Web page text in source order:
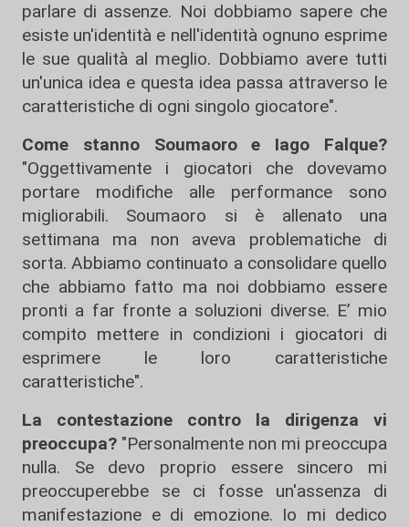
parlare di assenze. Noi dobbiamo sapere che
esiste un'identità e nell'identità ognuno esprime
le sue qualità al meglio. Dobbiamo avere tutti
un'unica idea e questa idea passa attraverso le
caratteristiche di ogni singolo giocatore".
Come stanno Soumaoro e Iago Falque?
"Oggettivamente i giocatori che dovevamo
portare modifiche alle performance sono
migliorabili. Soumaoro si è allenato una
settimana ma non aveva problematiche di
sorta. Abbiamo continuato a consolidare quello
che abbiamo fatto ma noi dobbiamo essere
pronti a far fronte a soluzioni diverse. E’ mio
compito mettere in condizioni i giocatori di
esprimere le loro caratteristiche
caratteristiche".
La contestazione contro la dirigenza vi
preoccupa? "Personalmente non mi preoccupa
nulla. Se devo proprio essere sincero mi
preoccuperebbe se ci fosse un'assenza di
manifestazione e di emozione. Io mi dedico